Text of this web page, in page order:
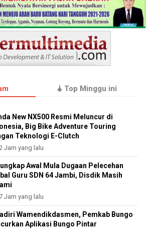
Top Minggu ini
New NX500 Resmi Meluncur di
Big Bike Adventure Touring
Teknologi E-Clutch
Jam yang lalu
Awal Mula Dugaan Pelecehan
Guru SDN 64 Jambi, Disdik Masih
Jam yang lalu
Wamendikdasmen, Pemkab Bungo
Aplikasi Bungo Pintar